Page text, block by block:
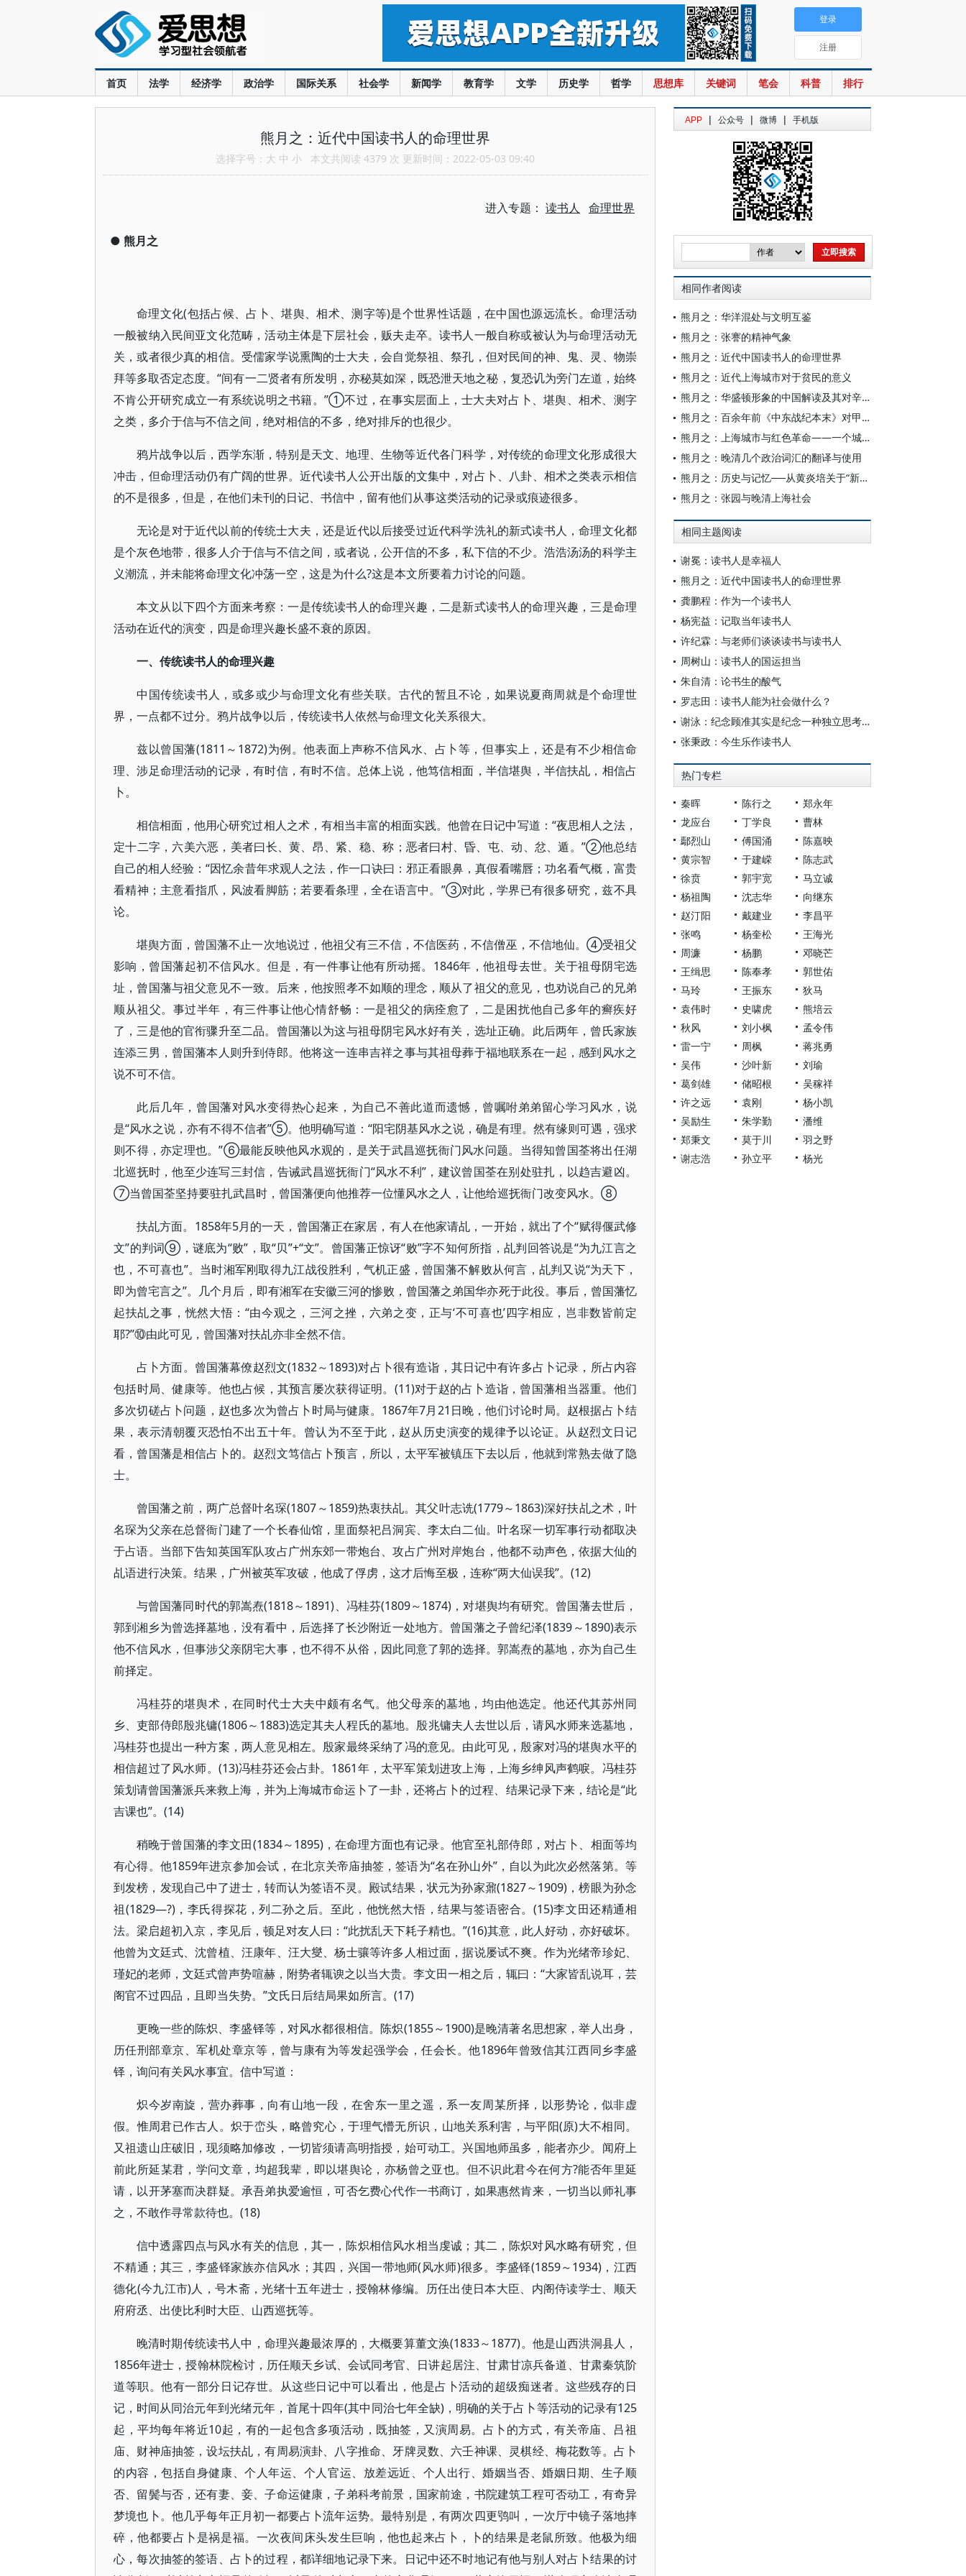
首页 法学 经济学 政治学 国际关系 社会学 新闻学 教育学 文学 历史学 哲学 思想库 关键词 笔会 科普 排行
登录
注册
熊月之：近代中国读书人的命理世界
选择字号： 大 中 小 本文共阅读 4379 次 更新时间：2022-05-03 09:40
进入专题： 读书人 命理世界
● 熊月之
命理文化(包括占候、占卜、堪舆、相术、测字等)是个世界性话题，在中国也源远流长。命理活动
一般被纳入民间亚文化范畴，活动主体是下层社会，贩夫走卒。读书人一般自称或被认为与命理活动无
关，或者很少真的相信。受儒家学说熏陶的士大夫，会自觉祭祖、祭孔，但对民间的神、鬼、灵、物崇
拜等多取否定态度。“间有一二贤者有所发明，亦秘莫如深，既恐泄天地之秘，复恐讥为旁门左道，始终
不肯公开研究成立一有系统说明之书籍。”①不过，在事实层面上，士大夫对占卜、堪舆、相术、测字
之类，多介于信与不信之间，绝对相信的不多，绝对排斥的也很少。
鸦片战争以后，西学东渐，特别是天文、地理、生物等近代各门科学，对传统的命理文化形成很大
冲击，但命理活动仍有广阔的世界。近代读书人公开出版的文集中，对占卜、八卦、相术之类表示相信
的不是很多，但是，在他们未刊的日记、书信中，留有他们从事这类活动的记录或痕迹很多。
无论是对于近代以前的传统士大夫，还是近代以后接受过近代科学洗礼的新式读书人，命理文化都
是个灰色地带，很多人介于信与不信之间，或者说，公开信的不多，私下信的不少。浩浩汤汤的科学主
义潮流，并未能将命理文化冲荡一空，这是为什么?这是本文所要着力讨论的问题。
本文从以下四个方面来考察：一是传统读书人的命理兴趣，二是新式读书人的命理兴趣，三是命理
活动在近代的演变，四是命理兴趣长盛不衰的原因。
一、传统读书人的命理兴趣
中国传统读书人，或多或少与命理文化有些关联。古代的暂且不论，如果说夏商周就是个命理世
界，一点都不过分。鸦片战争以后，传统读书人依然与命理文化关系很大。
兹以曾国藩(1811～1872)为例。他表面上声称不信风水、占卜等，但事实上，还是有不少相信命
理、涉足命理活动的记录，有时信，有时不信。总体上说，他笃信相面，半信堪舆，半信扶乩，相信占
卜。
相信相面，他用心研究过相人之术，有相当丰富的相面实践。他曾在日记中写道：“夜思相人之法，
定十二字，六美六恶，美者曰长、黄、昂、紧、稳、称；恶者曰村、昏、屯、动、忿、遁。”②他总结
自己的相人经验：“因忆余昔年求观人之法，作一口诀曰：邪正看眼鼻，真假看嘴唇；功名看气概，富贵
看精神；主意看指爪，风波看脚筋；若要看条理，全在语言中。”③对此，学界已有很多研究，兹不具
论。
堪舆方面，曾国藩不止一次地说过，他祖父有三不信，不信医药，不信僧巫，不信地仙。④受祖父
影响，曾国藩起初不信风水。但是，有一件事让他有所动摇。1846年，他祖母去世。关于祖母阴宅选
址，曾国藩与祖父意见不一致。后来，他按照孝不如顺的理念，顺从了祖父的意见，也劝说自己的兄弟
顺从祖父。事过半年，有三件事让他心情舒畅：一是祖父的病痊愈了，二是困扰他自己多年的癣疾好
了，三是他的官衔骤升至二品。曾国藩以为这与祖母阴宅风水好有关，选址正确。此后两年，曾氏家族
连添三男，曾国藩本人则升到侍郎。他将这一连串吉祥之事与其祖母葬于福地联系在一起，感到风水之
说不可不信。
此后几年，曾国藩对风水变得热心起来，为自己不善此道而遗憾，曾嘱咐弟弟留心学习风水，说
是“风水之说，亦有不得不信者”⑤。他明确写道：“阳宅阴基风水之说，确是有理。然有缘则可遇，强求
则不得，亦定理也。”⑥最能反映他风水观的，是关于武昌巡抚衙门风水问题。当得知曾国荃将出任湖
北巡抚时，他至少连写三封信，告诫武昌巡抚衙门“风水不利”，建议曾国荃在别处驻扎，以趋吉避凶。
⑦当曾国荃坚持要驻扎武昌时，曾国藩便向他推荐一位懂风水之人，让他给巡抚衙门改变风水。⑧
扶乩方面。1858年5月的一天，曾国藩正在家居，有人在他家请乩，一开始，就出了个“赋得偃武修
文”的判词⑨，谜底为“败”，取“贝”+“文”。曾国藩正惊讶“败”字不知何所指，乩判回答说是“为九江言之
也，不可喜也”。当时湘军刚取得九江战役胜利，气机正盛，曾国藩不解败从何言，乩判又说“为天下，
即为曾宅言之”。几个月后，即有湘军在安徽三河的惨败，曾国藩之弟国华亦死于此役。事后，曾国藩忆
起扶乩之事，恍然大悟：“由今观之，三河之挫，六弟之变，正与‘不可喜也’四字相应，岂非数皆前定
耶?”⑩由此可见，曾国藩对扶乩亦非全然不信。
占卜方面。曾国藩幕僚赵烈文(1832～1893)对占卜很有造诣，其日记中有许多占卜记录，所占内容
包括时局、健康等。他也占候，其预言屡次获得证明。(11)对于赵的占卜造诣，曾国藩相当器重。他们
多次切磋占卜问题，赵也多次为曾占卜时局与健康。1867年7月21日晚，他们讨论时局。赵根据占卜结
果，表示清朝覆灭恐怕不出五十年。曾认为不至于此，赵从历史演变的规律予以论证。从赵烈文日记
看，曾国藩是相信占卜的。赵烈文笃信占卜预言，所以，太平军被镇压下去以后，他就到常熟去做了隐
士。
曾国藩之前，两广总督叶名琛(1807～1859)热衷扶乩。其父叶志诜(1779～1863)深好扶乩之术，叶
名琛为父亲在总督衙门建了一个长春仙馆，里面祭祀吕洞宾、李太白二仙。叶名琛一切军事行动都取决
于占语。当部下告知英国军队攻占广州东郊一带炮台、攻占广州对岸炮台，他都不动声色，依据大仙的
乩语进行决策。结果，广州被英军攻破，他成了俘虏，这才后悔至极，连称“两大仙误我”。(12)
与曾国藩同时代的郭嵩焘(1818～1891)、冯桂芬(1809～1874)，对堪舆均有研究。曾国藩去世后，
郭到湘乡为曾选择墓地，没有看中，后选择了长沙附近一处地方。曾国藩之子曾纪泽(1839～1890)表示
他不信风水，但事涉父亲阴宅大事，也不得不从俗，因此同意了郭的选择。郭嵩焘的墓地，亦为自己生
前择定。
冯桂芬的堪舆术，在同时代士大夫中颇有名气。他父母亲的墓地，均由他选定。他还代其苏州同
乡、吏部侍郎殷兆镛(1806～1883)选定其夫人程氏的墓地。殷兆镛夫人去世以后，请风水师来选墓地，
冯桂芬也提出一种方案，两人意见相左。殷家最终采纳了冯的意见。由此可见，殷家对冯的堪舆水平的
相信超过了风水师。(13)冯桂芬还会占卦。1861年，太平军策划进攻上海，上海乡绅风声鹤唳。冯桂芬
策划请曾国藩派兵来救上海，并为上海城市命运卜了一卦，还将占卜的过程、结果记录下来，结论是“此
吉课也”。(14)
稍晚于曾国藩的李文田(1834～1895)，在命理方面也有记录。他官至礼部侍郎，对占卜、相面等均
有心得。他1859年进京参加会试，在北京关帝庙抽签，签语为“名在孙山外”，自以为此次必然落第。等
到发榜，发现自己中了进士，转而认为签语不灵。殿试结果，状元为孙家鼐(1827～1909)，榜眼为孙念
祖(1829—?)，李氏得探花，列二孙之后。至此，他恍然大悟，结果与签语密合。(15)李文田还精通相
法。梁启超初入京，李见后，顿足对友人曰：“此扰乱天下耗子精也。”(16)其意，此人好动，亦好破坏。
他曾为文廷式、沈曾植、汪康年、汪大燮、杨士骧等许多人相过面，据说屡试不爽。作为光绪帝珍妃、
瑾妃的老师，文廷式曾声势喧赫，附势者辄谀之以当大贵。李文田一相之后，辄曰：“大家皆乱说耳，芸
阁官不过四品，且即当失势。”文氏日后结局果如所言。(17)
更晚一些的陈炽、李盛铎等，对风水都很相信。陈炽(1855～1900)是晚清著名思想家，举人出身，
历任刑部章京、军机处章京等，曾与康有为等发起强学会，任会长。他1896年曾致信其江西同乡李盛
铎，询问有关风水事宜。信中写道：
炽今岁南旋，营办葬事，向有山地一段，在舍东一里之遥，系一友周某所择，以形势论，似非虚
假。惟周君已作古人。炽于峦头，略曾究心，于理气懵无所识，山地关系利害，与平阳(原)大不相同。
又祖遗山庄破旧，现须略加修改，一切皆须请高明指授，始可动工。兴国地师虽多，能者亦少。闻府上
前此所延某君，学问文章，均超我辈，即以堪舆论，亦杨曾之亚也。但不识此君今在何方?能否年里延
请，以开茅塞而决群疑。承吾弟执爱逾恒，可否乞费心代作一书商订，如果惠然肯来，一切当以师礼事
之，不敢作寻常款待也。(18)
信中透露四点与风水有关的信息，其一，陈炽相信风水相当虔诚；其二，陈炽对风水略有研究，但
不精通；其三，李盛铎家族亦信风水；其四，兴国一带地师(风水师)很多。李盛铎(1859～1934)，江西
德化(今九江市)人，号木斋，光绪十五年进士，授翰林修编。历任出使日本大臣、内阁侍读学士、顺天
府府丞、出使比利时大臣、山西巡抚等。
晚清时期传统读书人中，命理兴趣最浓厚的，大概要算董文涣(1833～1877)。他是山西洪洞县人，
1856年进士，授翰林院检讨，历任顺天乡试、会试同考官、日讲起居注、甘肃甘凉兵备道、甘肃秦筑阶
道等职。他有一部分日记存世。从这些日记中可以看出，他是占卜活动的超级痴迷者。这些残存的日
记，时间从同治元年到光绪元年，首尾十四年(其中同治七年全缺)，明确的关于占卜等活动的记录有125
起，平均每年将近10起，有的一起包含多项活动，既抽签，又演周易。占卜的方式，有关帝庙、吕祖
庙、财神庙抽签，设坛扶乩，有周易演卦、八字推命、牙牌灵数、六壬神课、灵棋经、梅花数等。占卜
的内容，包括自身健康、个人年运、个人官运、放差远近、个人出行、婚姻当否、婚姻日期、生子顺
否、留鬓与否，还有妻、妾、子命运健康，子弟科考前景，国家前途，书院建筑工程可否动工，有奇异
梦境也卜。他几乎每年正月初一都要占卜流年运势。最特别是，有两次四更鸮叫，一次厅中镜子落地摔
碎，他都要占卜是祸是福。一次夜间床头发生巨响，他也起来占卜，卜的结果是老鼠所致。他极为细
心，每次抽签的签语、占卜的过程，都详细地记录下来。日记中还不时地记有他与别人对占卜结果的讨
APP | 公众号 | 微博 | 手机版
相同作者阅读
熊月之：华洋混处与文明互鉴
熊月之：张謇的精神气象
熊月之：近代中国读书人的命理世界
熊月之：近代上海城市对于贫民的意义
熊月之：华盛顿形象的中国解读及其对辛亥革命的影响
熊月之：百余年前《中东战纪本末》对甲午战败的反思
熊月之：上海城市与红色革命——一个城市社会史的考察（1921－1949）
熊月之：晚清几个政治词汇的翻译与使用
熊月之：历史与记忆──从黄炎培关于“新场党狱”的记忆说起
熊月之：张园与晚清上海社会
相同主题阅读
谢冕：读书人是幸福人
熊月之：近代中国读书人的命理世界
龚鹏程：作为一个读书人
杨宪益：记取当年读书人
许纪霖：与老师们谈谈读书与读书人
周树山：读书人的国运担当
朱自清：论书生的酸气
罗志田：读书人能为社会做什么？
谢泳：纪念顾准其实是纪念一种独立思考精神
张秉政：今生乐作读书人
热门专栏
秦晖 陈行之
郑永年
龙应台
丁学良
曹林
鄢烈山
傅国涌
陈嘉映
黄宗智
于建嵘
陈志武
徐贲
郭宇宽
马立诚
杨祖陶
沈志华
向继东
赵汀阳
戴建业
李昌平
张鸣
杨奎松
王海光
周濂
杨鹏
邓晓芒
王缉思
陈奉孝
郭世佑
马玲
王振东
狄马
袁伟时
史啸虎
熊培云
秋风
刘小枫
孟令伟
雷一宁
周枫
蒋兆勇
吴伟
沙叶新
刘瑜
葛剑雄
储昭根
吴稼祥
许之远
袁刚
杨小凯
吴励生
朱学勤
潘维
郑秉文
莫于川
羽之野
谢志浩
孙立平 杨光